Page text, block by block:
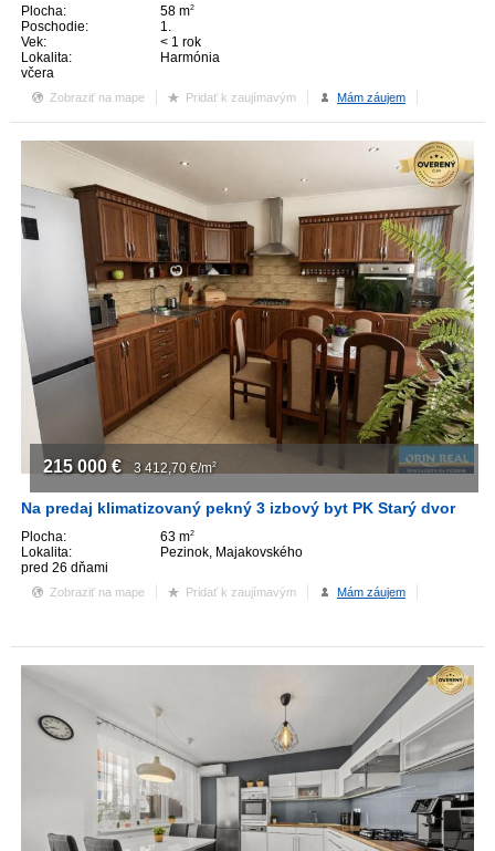
Plocha: 58 m2
Poschodie:
1.
Vek:
< 1 rok
Lokalita:
Harmónia
včera
Zobraziť na mape Pridať k zaujímavým Mám záujem
Na predaj klimatizovaný pekný 3 izbový byt PK Starý dvor
Plocha: 63 m2
Lokalita:
Pezinok, Majakovského
pred 26 dňami
215 000 € 3 412,70 €/m2
Zobraziť na mape Pridať k zaujímavým Mám záujem